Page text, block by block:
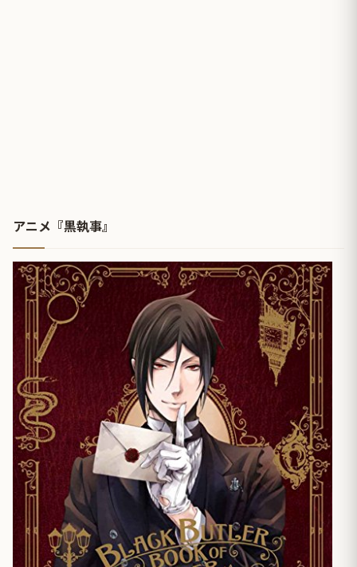
アニメ『黒執事』